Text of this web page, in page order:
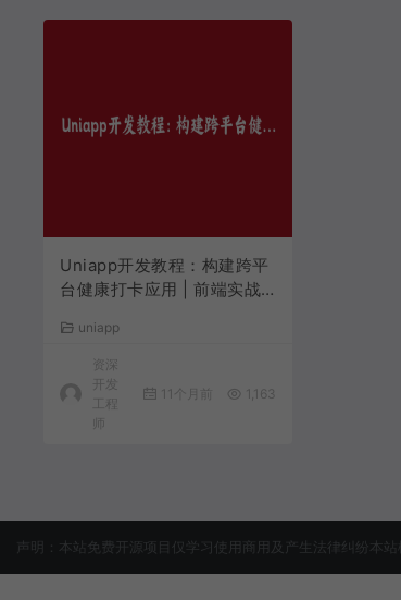
Uniapp开发教程：构建跨平
台健康打卡应用 | 前端实战
uniapp
资深
开发
工程
11个月前 1,163
声明：本站免费开源项目仅学习使用商用及产生法律纠纷